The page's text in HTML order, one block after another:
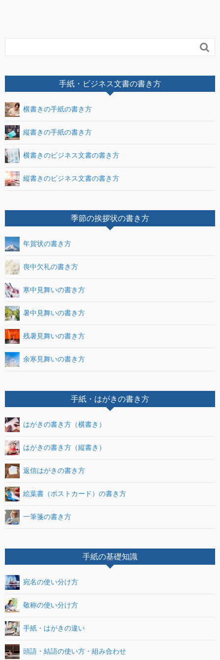

手紙・ビジネス文書の書き方
横書きの手紙の書き方
縦書きの手紙の書き方
横書きのビジネス文書の書き方
縦書きのビジネス文書の書き方
季節の挨拶状の書き方
年賀状の書き方
喪中欠礼の書き方
寒中見舞いの書き方
暑中見舞いの書き方
残暑見舞いの書き方
余寒見舞いの書き方
手紙・はがきの書き方
はがきの書き方（横書き）
はがきの書き方（縦書き）
返信はがきの書き方
絵葉書（ポストカード）の書き方
一筆箋の書き方
手紙の基礎知識
宛名の使い分け方
敬称の使い分け方
手紙・はがきの違い
頭語・結語の使い方・組み合わせ